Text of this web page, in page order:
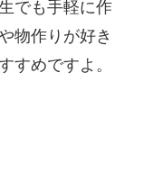
でも手軽に作
物作りが好き
すめですよ。